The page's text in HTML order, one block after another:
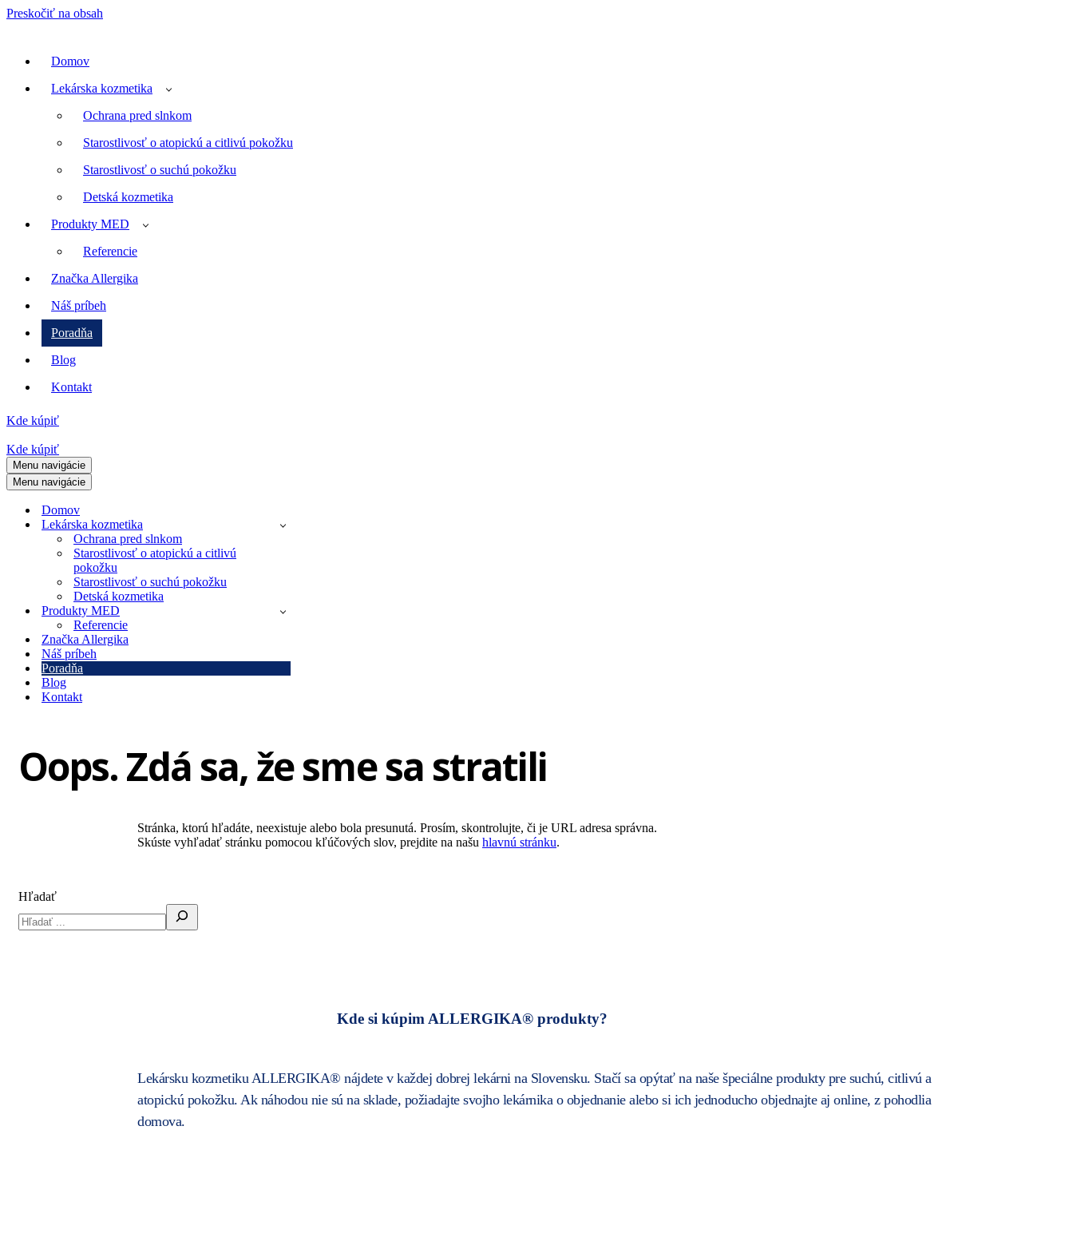
Preskočiť na obsah
Domov
Lekárska kozmetika
Ochrana pred slnkom
Starostlivosť o atopickú a citlivú pokožku
Starostlivosť o suchú pokožku
Detská kozmetika
Produkty MED
Referencie
Značka Allergika
Náš príbeh
Poradňa
Blog
Kontakt
Kde kúpiť
Kde kúpiť
Menu navigácie
Menu navigácie
Domov
Lekárska kozmetika
Ochrana pred slnkom
Starostlivosť o atopickú a citlivú
pokožku
Starostlivosť o suchú pokožku
Detská kozmetika
Produkty MED
Referencie
Značka Allergika
Náš príbeh
Poradňa
Blog
Kontakt
Oops. Zdá sa, že sme sa stratili
Stránka, ktorú hľadáte, neexistuje alebo bola presunutá. Prosím, skontrolujte, či je URL adresa správna.
Skúste vyhľadať stránku pomocou kľúčových slov, prejdite na našu hlavnú stránku.
Hľadať
Kde si kúpim ALLERGIKA® produkty?
Lekársku kozmetiku ALLERGIKA® nájdete v každej dobrej lekárni na Slovensku. Stačí sa opýtať na naše špeciálne produkty pre suchú, citlivú a
atopickú pokožku. Ak náhodou nie sú na sklade, požiadajte svojho lekárnika o objednanie alebo si ich jednoducho objednajte aj online, z pohodlia
domova.